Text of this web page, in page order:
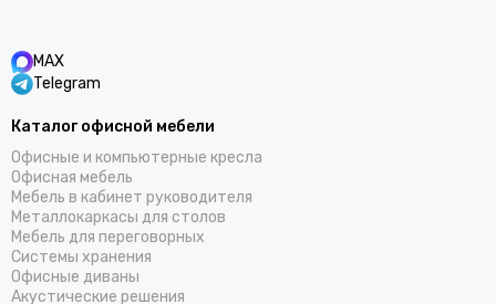
MAX
Telegram
Каталог офисной мебели
Офисные и компьютерные кресла
Офисная мебель
Мебель в кабинет руководителя
Металлокаркасы для столов
Мебель для переговорных
Системы хранения
Офисные диваны
Акустические решения